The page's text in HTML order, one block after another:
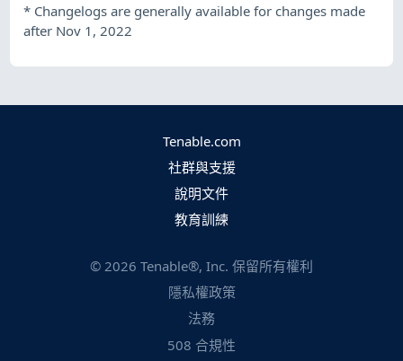
* Changelogs are generally available for changes made
after Nov 1, 2022
Tenable.com
社群與支援
說明文件
教育訓練
© 2026 Tenable®, Inc. 保留所有權利
隱私權政策
法務
508 合規性